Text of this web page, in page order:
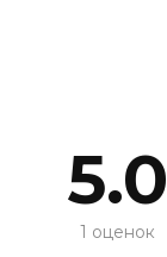
5.0
1 оценок